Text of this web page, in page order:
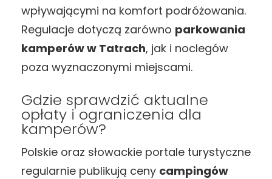
wpływającymi na komfort podróżowania.
Regulacje dotyczą zarówno parkowania
kamperów w Tatrach, jak i noclegów
poza wyznaczonymi miejscami.
Gdzie sprawdzić aktualne
opłaty i ograniczenia dla
kamperów?
Polskie oraz słowackie portale turystyczne
regularnie publikują ceny campingów